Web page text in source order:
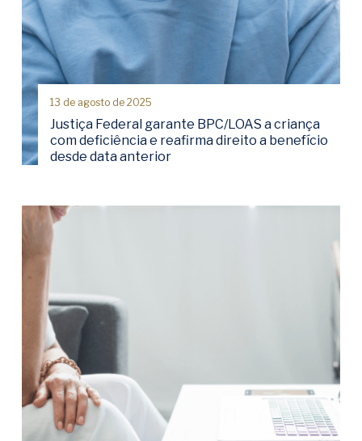
13 de agosto de 2025
Justiça Federal garante BPC/LOAS a criança
com deficiência e reafirma direito a benefício
desde data anterior